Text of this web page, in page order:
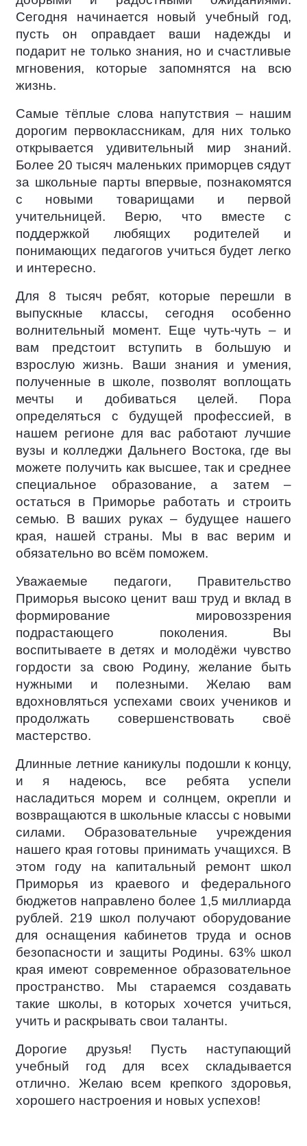
Сегодня начинается новый учебный год,
пусть он оправдает ваши надежды и
подарит не только знания, но и счастливые
мгновения, которые запомнятся на всю
жизнь.
Самые тёплые слова напутствия – нашим
дорогим первоклассникам, для них только
открывается удивительный мир знаний.
Более 20 тысяч маленьких приморцев сядут
за школьные парты впервые, познакомятся
с новыми товарищами и первой
учительницей. Верю, что вместе с
поддержкой любящих родителей и
понимающих педагогов учиться будет легко
и интересно.
Для 8 тысяч ребят, которые перешли в
выпускные классы, сегодня особенно
волнительный момент. Еще чуть-чуть – и
вам предстоит вступить в большую и
взрослую жизнь. Ваши знания и умения,
полученные в школе, позволят воплощать
мечты и добиваться целей. Пора
определяться с будущей профессией, в
нашем регионе для вас работают лучшие
вузы и колледжи Дальнего Востока, где вы
можете получить как высшее, так и среднее
специальное образование, а затем –
остаться в Приморье работать и строить
семью. В ваших руках – будущее нашего
края, нашей страны. Мы в вас верим и
обязательно во всём поможем.
Уважаемые педагоги, Правительство
Приморья высоко ценит ваш труд и вклад в
формирование мировоззрения
подрастающего поколения. Вы
воспитываете в детях и молодёжи чувство
гордости за свою Родину, желание быть
нужными и полезными. Желаю вам
вдохновляться успехами своих учеников и
продолжать совершенствовать своё
мастерство.
Длинные летние каникулы подошли к концу,
и я надеюсь, все ребята успели
насладиться морем и солнцем, окрепли и
возвращаются в школьные классы с новыми
силами. Образовательные учреждения
нашего края готовы принимать учащихся. В
этом году на капитальный ремонт школ
Приморья из краевого и федерального
бюджетов направлено более 1,5 миллиарда
рублей. 219 школ получают оборудование
для оснащения кабинетов труда и основ
безопасности и защиты Родины. 63% школ
края имеют современное образовательное
пространство. Мы стараемся создавать
такие школы, в которых хочется учиться,
учить и раскрывать свои таланты.
Дорогие друзья! Пусть наступающий
учебный год для всех складывается
отлично. Желаю всем крепкого здоровья,
хорошего настроения и новых успехов!